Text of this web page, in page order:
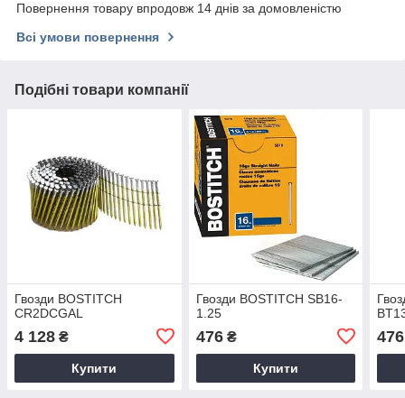
Повернення товару впродовж 14 днів за домовленістю
Всі умови повернення
Подібні товари компанії
Гвозди BOSTITCH
CR2DCGAL
4 128 ₴
Купити
Гвозди BOSTITCH SB16-
1.25
476₴
Купити
476